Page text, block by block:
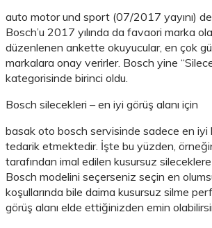
auto motor und sport (07/2017 yayını)
Bosch’u 2017 yılında da favaori marka
düzenlenen ankette okuyucular, en çok
markalara onay verirler. Bosch yine
kategorisinde birinci oldu.
Bosch silecekleri – en iyi görüş alanı için
basak oto bosch servisinde sadece en iyi
tedarik etmektedir. İşte bu yüzden,
tarafından imal edilen kusursuz
Bosch modelini seçerseniz seçin en
koşullarında bile daima kusursuz silme
görüş alanı elde ettiğinizden emin